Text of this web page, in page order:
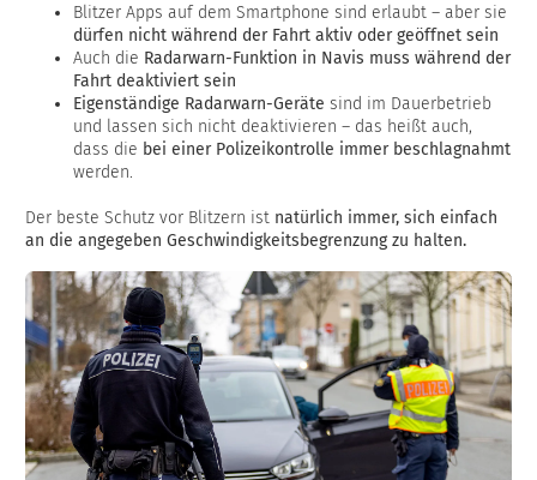
Blitzer Apps auf dem Smartphone sind erlaubt – aber sie
dürfen nicht während der Fahrt aktiv oder geöffnet sein
Auch die Radarwarn-Funktion in Navis muss während der
Fahrt deaktiviert sein
Eigenständige Radarwarn-Geräte sind im Dauerbetrieb
und lassen sich nicht deaktivieren – das heißt auch,
dass die bei einer Polizeikontrolle immer beschlagnahmt
werden.
Der beste Schutz vor Blitzern ist natürlich immer, sich einfach
an die angegeben Geschwindigkeitsbegrenzung zu halten.